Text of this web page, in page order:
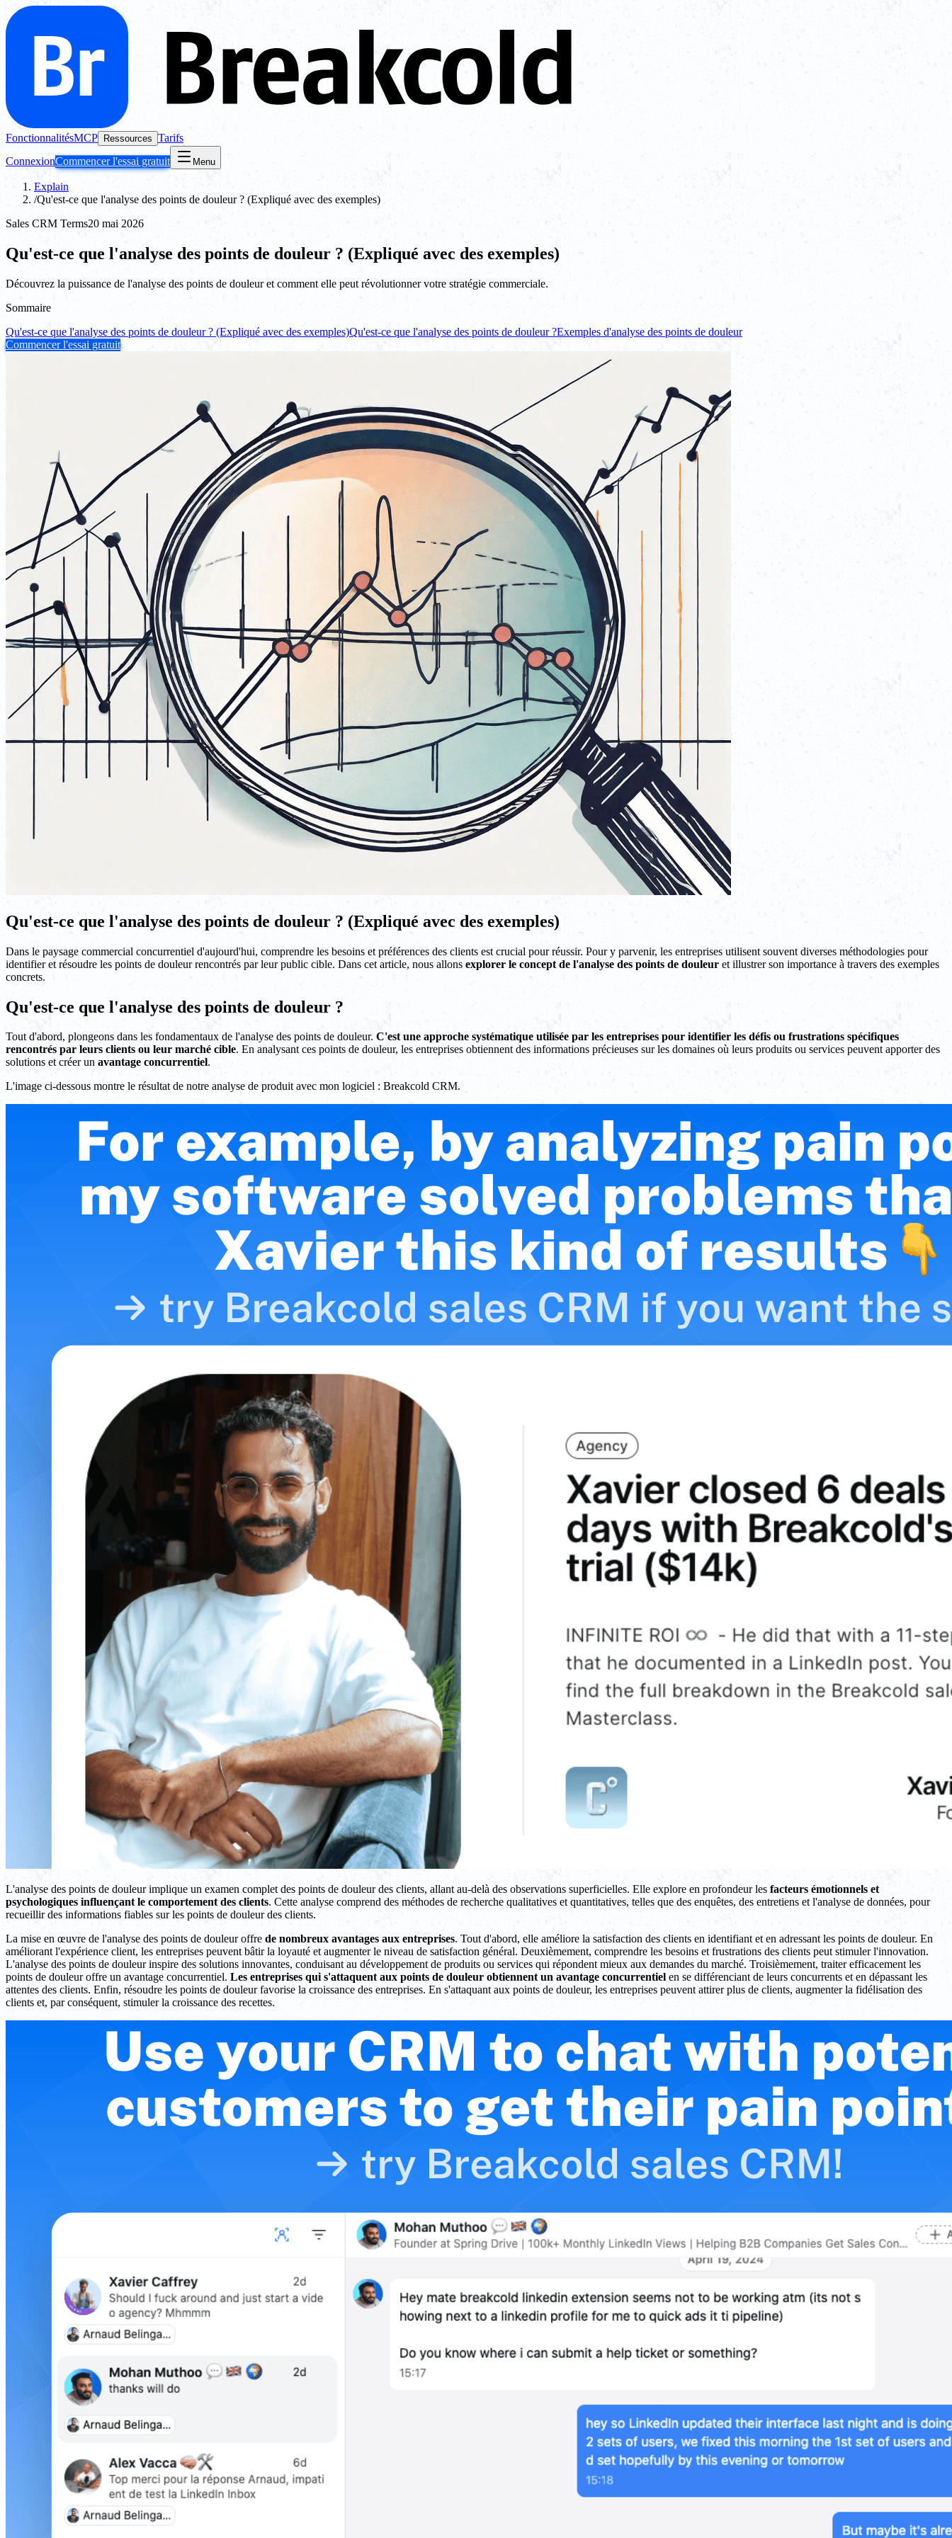
FonctionnalitésMCP Ressources Tarifs
ConnexionCommencer l'essai gratuit Menu
Explain
/Qu'est-ce que l'analyse des points de douleur ? (Expliqué avec des exemples)
Sales CRM Terms20 mai 2026
Qu'est-ce que l'analyse des points de douleur ? (Expliqué avec des exemples)
Découvrez la puissance de l'analyse des points de douleur et comment elle peut révolutionner votre stratégie commerciale.
Sommaire
Qu'est-ce que l'analyse des points de douleur ? (Expliqué avec des exemples)Qu'est-ce que l'analyse des points de douleur ?Exemples d'analyse des points de douleur
Commencer l'essai gratuit
Qu'est-ce que l'analyse des points de douleur ? (Expliqué avec des exemples)
Dans le paysage commercial concurrentiel d'aujourd'hui, comprendre les besoins et préférences des clients est crucial pour réussir. Pour y parvenir, les entreprises utilisent souvent diverses méthodologies pour
identifier et résoudre les points de douleur rencontrés par leur public cible. Dans cet article, nous allons explorer le concept de l'analyse des points de douleur et illustrer son importance à travers des exemples
concrets.
Qu'est-ce que l'analyse des points de douleur ?
Tout d'abord, plongeons dans les fondamentaux de l'analyse des points de douleur. C'est une approche systématique utilisée par les entreprises pour identifier les défis ou frustrations spécifiques
rencontrés par leurs clients ou leur marché cible. En analysant ces points de douleur, les entreprises obtiennent des informations précieuses sur les domaines où leurs produits ou services peuvent apporter des
solutions et créer un avantage concurrentiel.
L'image ci-dessous montre le résultat de notre analyse de produit avec mon logiciel : Breakcold CRM.
L'analyse des points de douleur implique un examen complet des points de douleur des clients, allant au-delà des observations superficielles. Elle explore en profondeur les facteurs émotionnels et
psychologiques influençant le comportement des clients. Cette analyse comprend des méthodes de recherche qualitatives et quantitatives, telles que des enquêtes, des entretiens et l'analyse de données, pour
recueillir des informations fiables sur les points de douleur des clients.
La mise en œuvre de l'analyse des points de douleur offre de nombreux avantages aux entreprises. Tout d'abord, elle améliore la satisfaction des clients en identifiant et en adressant les points de douleur. En
améliorant l'expérience client, les entreprises peuvent bâtir la loyauté et augmenter le niveau de satisfaction général. Deuxièmement, comprendre les besoins et frustrations des clients peut stimuler l'innovation.
L'analyse des points de douleur inspire des solutions innovantes, conduisant au développement de produits ou services qui répondent mieux aux demandes du marché. Troisièmement, traiter efficacement les
points de douleur offre un avantage concurrentiel. Les entreprises qui s'attaquent aux points de douleur obtiennent un avantage concurrentiel en se différenciant de leurs concurrents et en dépassant les
attentes des clients. Enfin, résoudre les points de douleur favorise la croissance des entreprises. En s'attaquant aux points de douleur, les entreprises peuvent attirer plus de clients, augmenter la fidélisation des
clients et, par conséquent, stimuler la croissance des recettes.